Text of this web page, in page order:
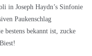
in Joseph Haydn’s Sinfonie
Paukenschlag
bestens bekannt ist, zucke
Biest!